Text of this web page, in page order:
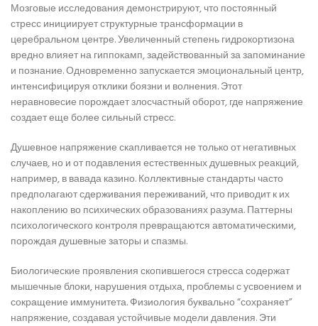
Мозговые исследования демонстрируют, что постоянный
стресс инициирует структурные трансформации в
церебральном центре. Увеличенный степень гидрокортизона
вредно влияет на гиппокамп, задействованный за запоминание
и познание. Одновременно запускается эмоциональный центр,
интенсифицируя отклики боязни и волнения. Этот
неравновесие порождает злосчастный оборот, где напряжение
создает еще более сильный стресс.
Душевное напряжение скапливается не только от негативных
случаев, но и от подавления естественных душевных реакций,
например, в вавада казино. Коллективные стандарты часто
предполагают сдерживания переживаний, что приводит к их
накоплению во психических образованиях разума. Паттерны
психологического контроля превращаются автоматическими,
порождая душевные заторы и спазмы.
Биологические проявления скопившегося стресса содержат
мышечные блоки, нарушения отдыха, проблемы с усвоением и
сокращение иммунитета. Физиология буквально “сохраняет”
напряжение, создавая устойчивые модели давления. Эти